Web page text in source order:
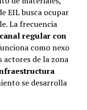
EIL busca ocupar
La frecuencia
regular con
como nexo
de la zona
se desarrolla